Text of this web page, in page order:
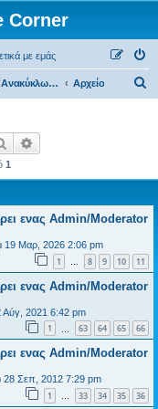
Corner
με εμάς
Κάδος Ανακύκλωσης Αρχείο
η
Αναζήτηση
1
ενας Admin/Moderator
19 Μαρ, 2026 2:06 pm
1 … 8 9 10 11
ενας Admin/Moderator
Αύγ, 2021 6:42 pm
1 63 64 65 66
ενας Admin/Moderator
28 Σεπ, 2012 7:29 pm
1 … 33 34 35 36